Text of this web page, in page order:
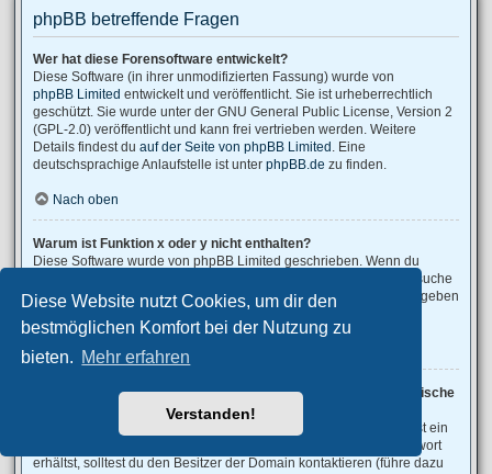
Diese Website nutzt Cookies, um dir den
bestmöglichen Komfort bei der Nutzung zu
bieten. Mehr erfahren
Verstanden!
phpBB betreffende Fragen
Wer hat diese Forensoftware entwickelt?
Diese Software (in ihrer unmodifizierten Fassung) wurde von
phpBB Limited entwickelt und veröffentlicht. Sie ist urheberrechtlich
geschützt. Sie wurde unter der GNU General Public License, Version 2
(GPL-2.0) veröffentlicht und kann frei vertrieben werden. Weitere
Details findest du auf der Seite von phpBB Limited . Eine
deutschsprachige Anlaufstelle ist unter phpBB.de zu finden.
Nach oben
Warum ist Funktion x oder y nicht enthalten?
Diese Software wurde von phpBB Limited geschrieben. Wenn du
denkst, dass eine Funktion implementiert werden sollte, dann besuche
phpBB Ideas, wo du deine Stimme für bestehende Vorschläge abgeben
oder neue Funktionen vorschlagen kannst.
Nach oben
An wen soll ich mich wenden, falls es Beschwerden oder juristische
Anfragen zu diesem Forum gibt?
Jeder Administrator, der auf der „Das Team“-Seite aufgeführt ist, ist ein
geeigneter Kontakt für deine Beschwerde. Wenn du so keine Antwort
erhältst, solltest du den Besitzer der Domain kontaktieren (führe dazu